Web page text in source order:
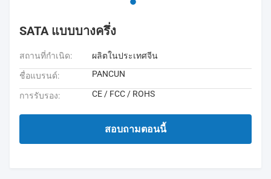
SATA แบบบางครึ่ง
สถานที่กำเนิด: ผลิตในประเทศจีน
ชื่อแบรนด์: PANCUN
การรับรอง: CE / FCC / ROHS
สอบถามตอนนี้